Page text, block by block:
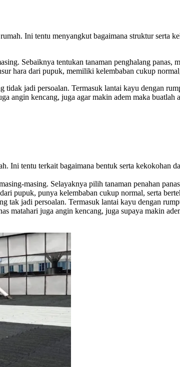
Ini tentu menyangkut bagaimana struktur serta
Sebaiknya tentukan tanaman penghalang
hara dari pupuk, memiliki kelembaban cukup
jadi persoalan. Termasuk lantai kayu dengan
angin kencang, juga agar makin adem maka
Ini tentu terkait bagaimana bentuk serta kekokohan
masing. Selayaknya pilih tanaman penahan
pupuk, punya kelembaban cukup normal, serta
tak jadi persoalan. Termasuk lantai kayu dengan
matahari juga angin kencang, juga supaya makin